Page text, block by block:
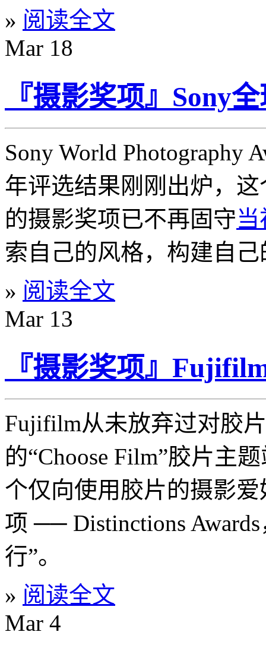
» 阅读全文
Mar 18
『摄影奖项』Sony
Sony World Photography
年评选结果刚刚出炉，
的摄影奖项已不再固守
索自己的风格，构建自
» 阅读全文
Mar 13
『摄影奖项』
Fujifilm从未放弃过对胶
的“Choose Film”胶片主
个仅向使用胶片的摄影
项 ── Distinctions
行”。
» 阅读全文
Mar 4